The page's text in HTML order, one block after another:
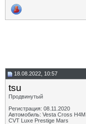
18.08.2022, 10:57
tsu
Продвинутый
Регистрация: 08.11.2020
Автомобиль: Vesta Cross H4M
CVT Luxe Prestige Mars